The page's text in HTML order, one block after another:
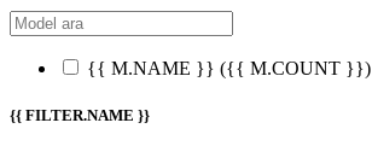
{{ M.NAME }} ({{ M.COUNT }})
{{ FILTER.NAME }}